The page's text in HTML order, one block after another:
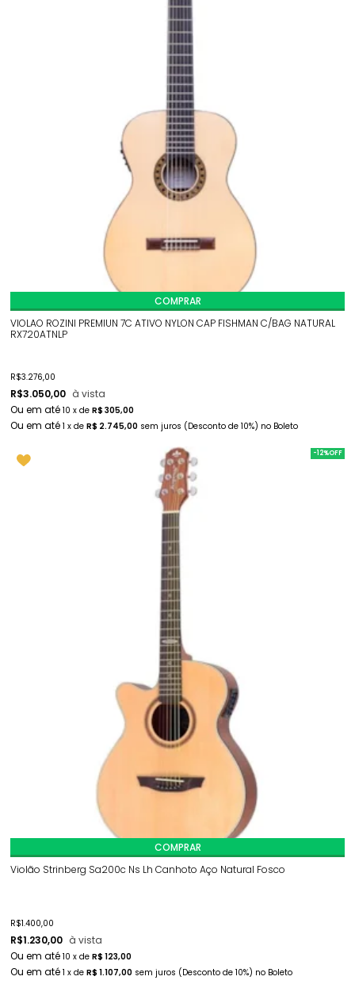
VIOLAO ROZINI PREMIUN 7C ATIVO NYLON CAP FISHMAN C/BAG NATURAL
RX720ATNLP
R$3.276,00
R$3.050,00 à vista
10 x de R$ 305,00
1 x de R$ 2.745,00 sem juros (Desconto de 10%) no Boleto
COMPRAR
-12%
Violão Strinberg Sa200c Ns Lh Canhoto Aço Natural Fosco
R$1.400,00
R$1.230,00 à vista
10 x de R$ 123,00
1 x de R$ 1.107,00 sem juros (Desconto de 10%) no Boleto
COMPRAR